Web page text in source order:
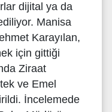
dijital ya da
Manisa
Karayılan,
için gittiği
Ziraat
ve Emel
İncelemede